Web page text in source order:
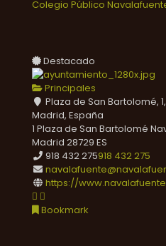
Colegio Público
Destacado
Principales
Plaza de San Bartolomé,
Madrid, España
1 Plaza de San Bartolomé
Madrid 28729 ES
918 432 275918 432 275
https://
Bookmark